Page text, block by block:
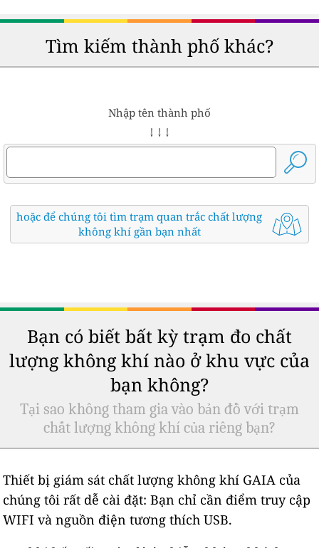
Tìm kiếm thành phố khác?
Nhập tên thành phố
↓ ↓ ↓
hoặc để chúng tôi tìm trạm quan trắc chất lượng
không khí gần bạn nhất
Bạn có biết bất kỳ trạm đo chất
lượng không khí nào ở khu vực của
bạn không?
Tại sao không tham gia vào bản đồ với trạm
chất lượng không khí của riêng bạn?
Thiết bị giám sát chất lượng không khí GAIA của
chúng tôi rất dễ cài đặt: Bạn chỉ cần điểm truy cập
WIFI và nguồn điện tương thích USB.